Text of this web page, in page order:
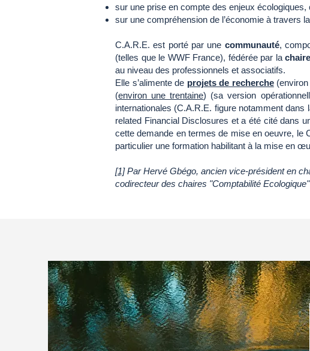
sur une prise en compte des enjeux
sur une compréhension de l’économie à travers
C.A.R.E. est porté par une communauté,
(telles que le WWF France), fédérée par la
au niveau des professionnels et associatifs.
Elle s’alimente de projets de recherche(environ
(environ une trentaine) (sa version
internationales (C.A.R.E. figure notamment dans
related Financial Disclosures et a été cité dans
cette demande en termes de mise en oeuvre, le
particulier une formation habilitant à la mise en
[1]Par Hervé Gbégo, ancien vice-président en
codirecteur des chaires "Comptabilité